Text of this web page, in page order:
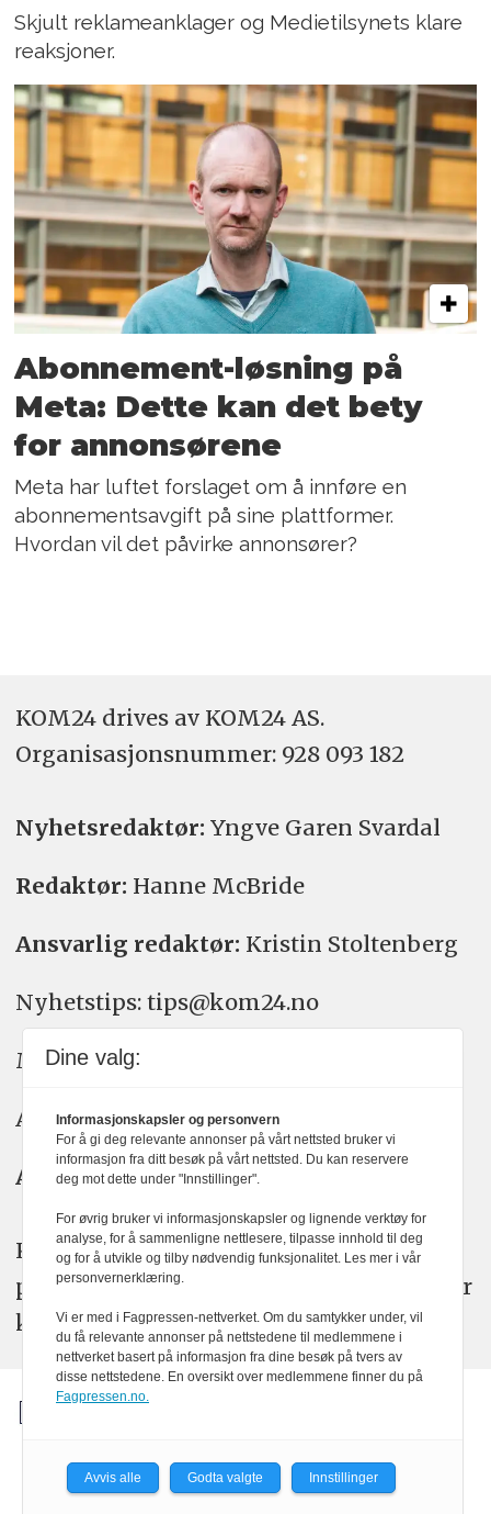
Skjult reklameanklager og Medietilsynets klare
reaksjoner.
Abonnement-løsning på
Meta: Dette kan det bety
for annonsørene
Meta har luftet forslaget om å innføre en
abonnementsavgift på sine plattformer.
Hvordan vil det påvirke annonsører?
KOM24 drives av KOM24 AS.
Organisasjons­nummer: 928 093 182
Nyhetsredaktør: Yngve Garen Svardal
Redaktør: Hanne McBride
Ansvarlig redaktør: Kristin Stoltenberg
Nyhetstips: tips@kom24.no
Meninger: meninger@kom24.no
Annonse: annonse@watchmedia.no
Abonnement:kom24@watchmedia.no
KOM24 arbeider etter Vær Varsom-
plakatens regler for god presseskikk. Her
kan du lese mer omPFUsarbeid.
Dine valg:
Informasjonskapsler og personvern
For å gi deg relevante annonser på vårt nettsted bruker vi
informasjon fra ditt besøk på vårt nettsted. Du kan reservere
deg mot dette under "Innstillinger".
For øvrig bruker vi informasjonskapsler og lignende verktøy for
analyse, for å sammenligne nettlesere, tilpasse innhold til deg
og for å utvikle og tilby nødvendig funksjonalitet. Les mer i vår
personvernerklæring.
Vi er med i Fagpressen-nettverket. Om du samtykker under, vil
du få relevante annonser på nettstedene til medlemmene i
nettverket basert på informasjon fra dine besøk på tvers av
disse nettstedene. En oversikt over medlemmene finner du på
Fagpressen.no.
Avvis alle Godta valgte Innstillinger